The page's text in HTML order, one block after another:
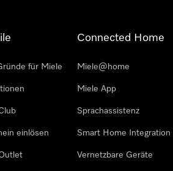
für Miele
einlösen
Connected Home
Miele@home
Miele App
Sprachassistenz
Smart Home Integration
Vernetzbare Geräte